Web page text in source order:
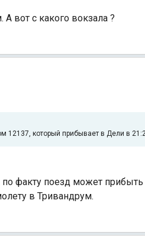
А вот с какого вокзала ?
12137, который прибывает в Дели в
факту поезд может
в Тривандрум.